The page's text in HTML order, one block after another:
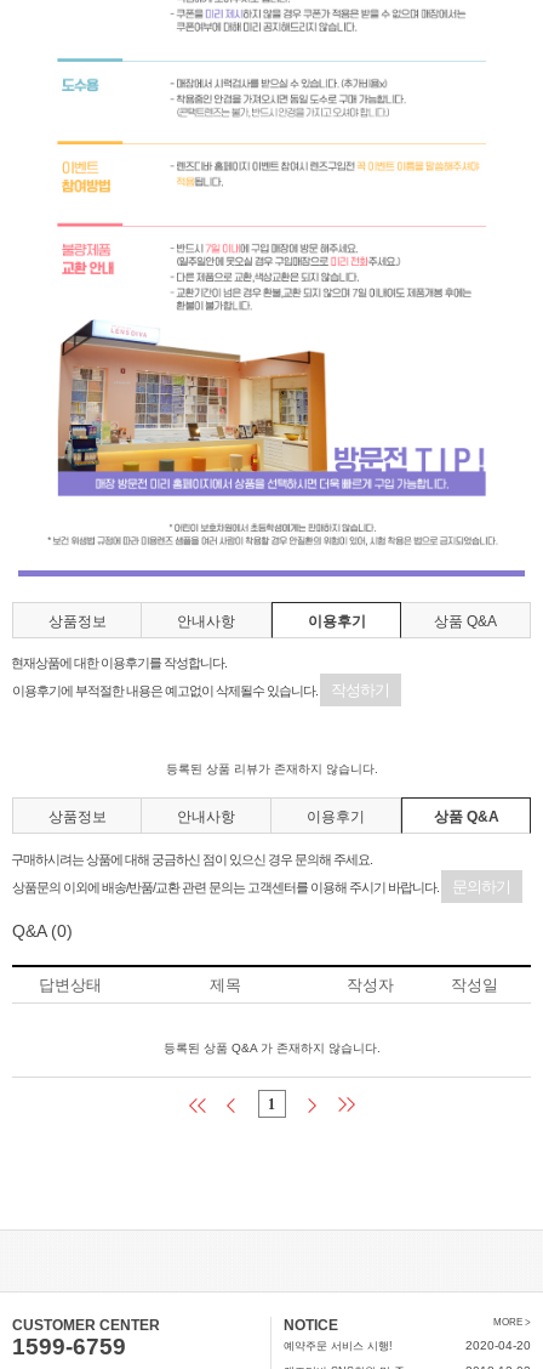
상품정보 안내사항 이용후기 상품 Q&A
현재상품에 대한 이용후기를 작성합니다.
이용후기에 부적절한 내용은 예고없이 삭제될수 있습니다.
작성하기
등록된 상품 리뷰가 존재하지 않습니다.
상품정보 안내사항 이용후기 상품 Q&A
구매하시려는 상품에 대해 궁금하신 점이 있으신 경우 문의해 주세요.
상품문의 이외에 배송/반품/교환 관련 문의는 고객센터를 이용해 주시기 바랍니다.
문의하기
Q&A (0)
답변상태 제목 작성자 작성일
등록된 상품 Q&A 가 존재하지 않습니다.
1
CUSTOMER CENTER
1599-6759
NOTICE MORE >
예약주문 서비스 시행! 2020-04-20